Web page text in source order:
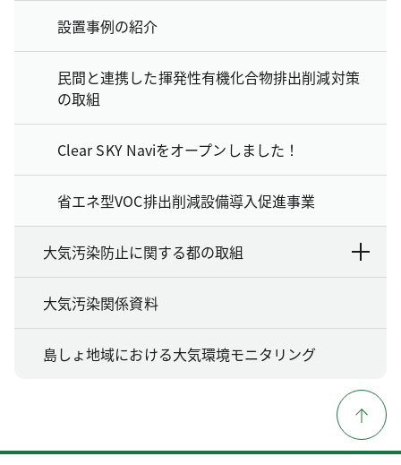
設置事例の紹介
民間と連携した揮発性有機化合物排出削減対策
の取組
Clear SKY Naviをオープンしました！
省エネ型VOC排出削減設備導入促進事業
大気汚染防止に関する都の取組
大気汚染関係資料
島しょ地域における大気環境モニタリング